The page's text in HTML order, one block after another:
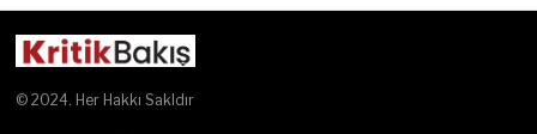
© 2024. Her Hakkı Sakldır